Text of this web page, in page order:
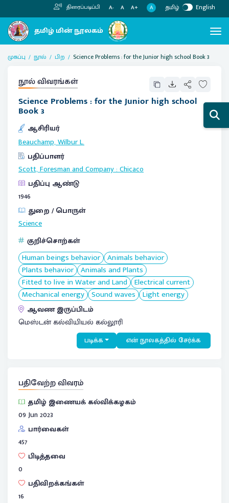
திரைப்படிப்பி A- A A+ A தமிழ் English
முகப்பு நூல் பிற Science Problems : for the Junior high school Book 3
நூல் விவரங்கள்
Science Problems : for the Junior high school
Book 3
ஆசிரியர்
Beauchamp, Wilbur L.
பதிப்பாளர்
Scott, Foresman and Company:Chicaco
பதிப்பு ஆண்டு
1946
துறை / பொருள்
Science
குறிச்சொற்கள்
Human beings behavior Animals behavior
Plants behavior Animals and Plants
Fitted to live in Water and Land Electrical current
Mechanical energy Sound waves Light energy
ஆவண இருப்பிடம்
மெஸ்டன் கல்வியியல் கல்லூரி
படிக்க என் நூலகத்தில் சேர்க்க
பதிவேற்ற விவரம்
தமிழ் இணையக் கல்விக்கழகம்
09 Jun 2023
பார்வைகள்
457
பிடித்தவை
0
பதிவிறக்கங்கள்
16